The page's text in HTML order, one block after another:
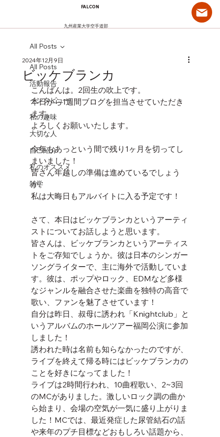
FALCON
九州産業大学空手道部
All Posts
活動報告
インタビュー
私の趣味
大切な人
自己紹介
私のオススメ
雑学
All Posts
ビッケブランカ
2024年12月9日
こんばんは。2回生の吹上です。
本日から1週間ブログを担当させていただき
ます。
よろしくお願いいたします。
今年もあっという間で残り1ヶ月を切ってし
まいました！
皆さん年越しの準備は進めているでしょう
か。
私は大晦日もアルバイトに入る予定です！
さて、本日はビッケブランカというアーティ
ストについてお話しようと思います。
皆さんは、ビッケブランカというアーティス
トをご存知でしょうか。彼は日本のシンガー
ソングライターで、主に海外で活動していま
す。彼は、ポップやロック、EDMなど多様
なジャンルを融合させた楽曲を独特の高音で
歌い、ファンを魅了させています！
自分は昨日、叔母に誘われ「Knightclub」と
いうアルバムのホールツアー福岡公演に参加
しました！
誘われた時は名前も知らなかったのですが、
ライブを終えて帰る時にはビッケブランカの
ことを好きになってました！
ライブは2時間行われ、10曲程歌い、2~3回
のMCがありました。激しいロック調の曲か
ら始まり、会場の空気が一気に盛り上がりま
した！MCでは、最近発症した尿管結石の話
や来年のプチ目標などおもしろい話題から、